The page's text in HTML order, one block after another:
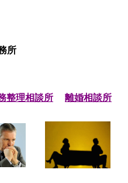
所
整理相談所 離婚相談所